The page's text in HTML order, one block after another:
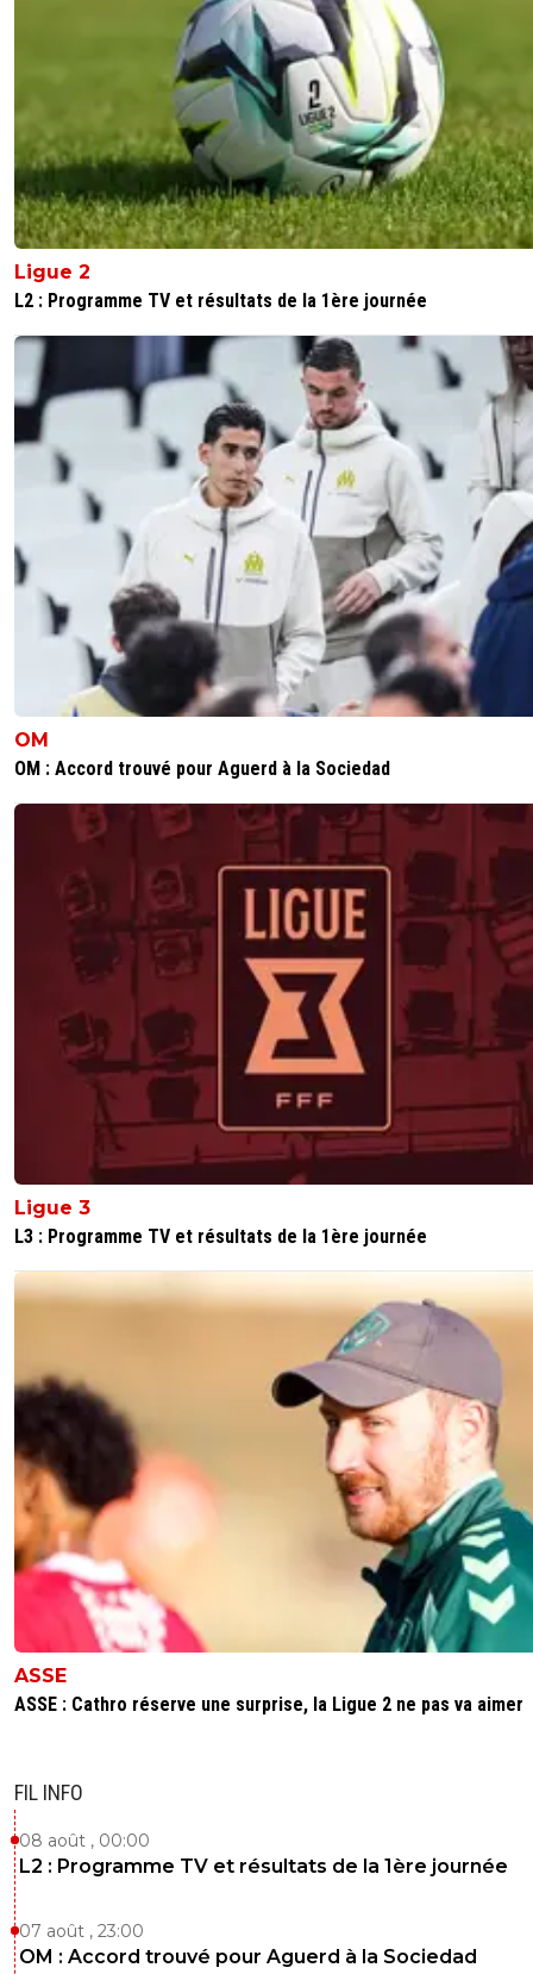
notre part a été transmise ce matin
Répondre
dadadu69 09 juillet 2026 à 8:54 +82
Mdrr vous en avez pas marre de balancer des prix
dans tous les sens?!
7+ Répondre
De fou! Sur le terrain, un gars comme ça vaut pas
que Moreira (bon après il a pas le même âge non
rien que pour le mental et le sens du but, j'ai pas
envie de le voir partir !
Vendez Tanner et Abner si vous voulez 20ME
Répondre
Ligue 2
L2 : Programme TV et résultats de la 1ère journée
OM
OM : Accord trouvé pour Aguerd à la Sociedad
Ligue 3
L3 : Programme TV et résultats de la 1ère journée
ASSE
ASSE : Cathro réserve une surprise, la Ligue 2 ne pas va aimer
FIL INFO
08 août , 00:00
L2 : Programme TV et résultats de la 1ère journée
07 août , 23:00
OM : Accord trouvé pour Aguerd à la Sociedad